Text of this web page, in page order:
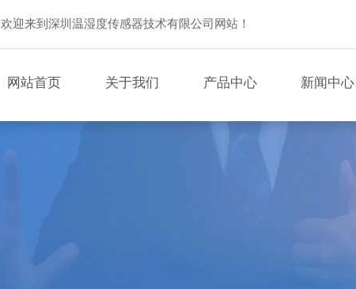
欢迎来到深圳温湿度传感器技术有限公司网站！
网站首页 关于我们 产品中心 新闻中心